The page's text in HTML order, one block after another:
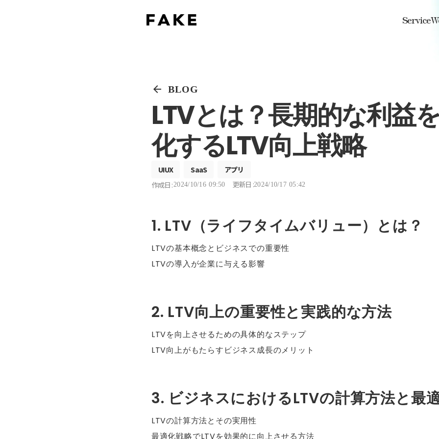
Service
arrow_back BLOG
LTVとは？長期的な利益
化するLTV向上戦略
UIUX SaaS
アプリ
作成日 :2024/10/16 09:50 更新日 :2024/10/17 05:42
1. LTV（ライフタイムバリュー）とは？
LTVの基本概念とビジネスでの重要性
LTVの導入が企業に与える影響
2. LTV向上の重要性と実践的な方法
LTVを向上させるための具体的なステップ
LTV向上がもたらすビジネス成長のメリット
3. ビジネスにおけるLTVの計算方法と最
LTVの計算方法とその実用性
最適化戦略でLTVを効果的に向上させる方法